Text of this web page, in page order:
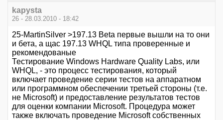
kapysta
26 - 28.03.2010 - 18:42
25-MartinSilver >197.13 Beta первые вышли на то они
и бета, а щас 197.13 WHQL типа проверенные и
рекомендованые
Тестирование Windows Hardware Quality Labs, или
WHQL, - это процесс тестирования, который
включает проведение серии тестов на аппаратном
или программном обеспечении третьей стороны (т.е.
не Microsoft) и предоставление результатов тестов
для оценки компании Microsoft. Процедура может
также включать проведение Microsoft собственных